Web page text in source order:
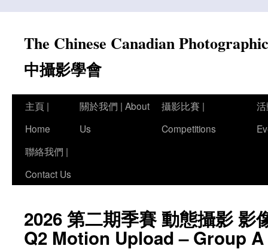
contentThe Chinese Canadian
中攝影學會
主頁 |
Home
關於我們 | About
Us
攝影比賽 |
Competitions
聯絡我們 |
Contact Us
2026 第二期季賽 動態攝影 影
Q2 Motion Upload – Group A